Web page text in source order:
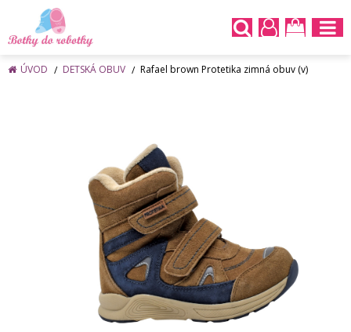
ÚVOD DETSKÁ OBUV Rafael brown Protetika zimná obuv (v)